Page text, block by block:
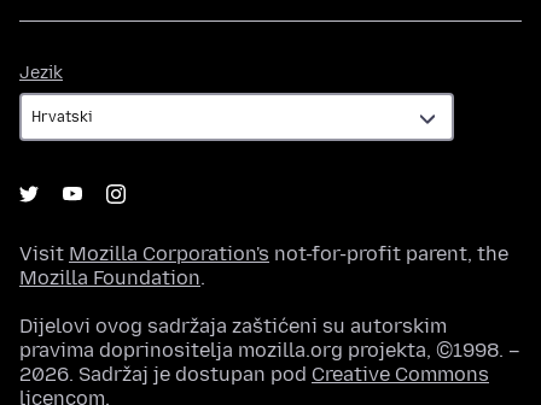
Jezik
Visit Mozilla Corporation's not-for-profit parent, the
Mozilla Foundation.
Dijelovi ovog sadržaja zaštićeni su autorskim
pravima doprinositelja mozilla.org projekta, ©1998. –
2026. Sadržaj je dostupan pod Creative Commons
licencom.